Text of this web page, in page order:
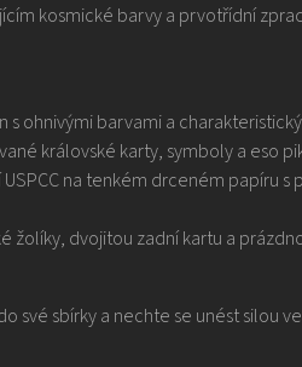
kosmické barvy a prvotřídní
s ohnivými barvami a
královské karty, symboly a eso
na tenkém drceném papíru s
žolíky, dvojitou zadní kartu a
své sbírky a nechte se unést silou